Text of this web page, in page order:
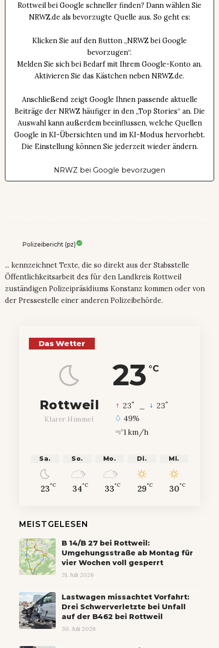
Rottweil bei Google schneller finden? Dann wählen Sie
NRWZ.de als bevorzugte Quelle aus. So geht es:
Klicken Sie auf den Button „NRWZ bei Google
bevorzugen“.
Melden Sie sich bei Bedarf mit Ihrem Google-Konto an.
Aktivieren Sie das Kästchen neben NRWZ.de.
Anschließend zeigt Google Ihnen passende aktuelle
Beiträge der NRWZ häufiger in den „Top Stories“ an. Die
Auswahl kann außerdem beeinflussen, welche Quellen
Google in KI-Übersichten und im KI-Modus hervorhebt.
Die Einstellung können Sie jederzeit wieder ändern.
NRWZ bei Google bevorzugen
Polizeibericht (pz)
... kennzeichnet Texte, die so direkt aus der Stabsstelle
Öffentlichkeitsarbeit des für den Landkreis Rottweil
zuständigen Polizeipräsidiums Konstanz kommen oder von
der Pressestelle einer anderen Polizeibehörde.
Das Wetter
23 °C
Rottweil
Klarer Himmel
23° 23°
49%
1 km/h
Sa.
23°C
So.
34°C
Mo.
33°C
Di.
29°C
Mi.
30°C
MEISTGELESEN
B 14/B 27 bei Rottweil:
Umgehungsstraße ab Montag für
vier Wochen voll gesperrt
31. Juli 2026
Lastwagen missachtet Vorfahrt:
Drei Schwerverletzte bei Unfall
auf der B462 bei Rottweil
30. Juli 2026